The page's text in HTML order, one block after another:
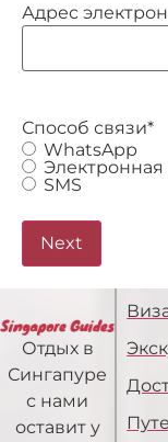
Адрес
Способ связи*
WhatsApp
Электронная
SMS
Отдых в
Сингапуре
с нами
оставит у